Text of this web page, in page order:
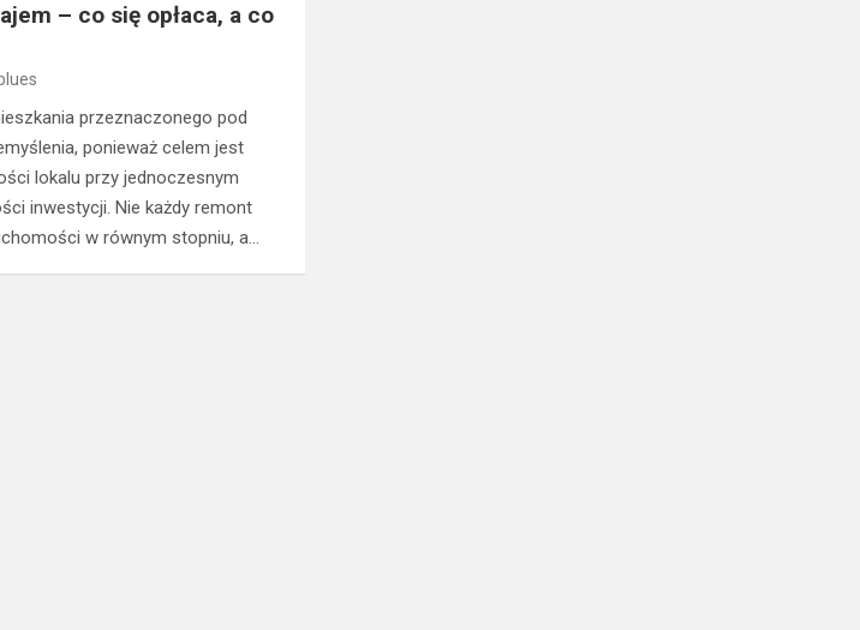
– co się opłaca, a co
blues
przeznaczonego pod
ponieważ celem jest
lokalu przy jednoczesnym
inwestycji. Nie każdy remont
w równym stopniu, a…